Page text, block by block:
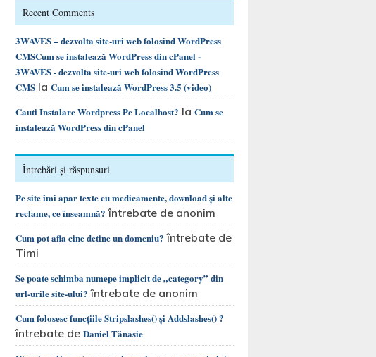
Recent Comments
3WAVES – dezvolta site-uri web folosind WordPress
CMSCum se instalează WordPress din cPanel -
3WAVES - dezvolta site-uri web folosind WordPress
CMS la Cum se instalează WordPress 3.5 (video)
Cauti Instalare Wordpress Pe Localhost? la Cum se
instalează WordPress din cPanel
Întrebări și răspunsuri
Pe site îmi apar texte cu medicamente, download și alte
reclame, ce înseamnă? întrebate de anonim
Cum pot afla cine detine un domeniu? întrebate de
Timi
Se poate schimba numepe implicit de „category” din
url-urile site-ului? întrebate de anonim
Cum folosesc funcțiile Stripslashes() și Addslashes() ?
întrebate de Daniel Tănasie